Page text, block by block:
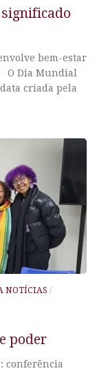
bem-estar
O Dia Mundial
criada pela
NOTÍCIAS /
poder
conferência